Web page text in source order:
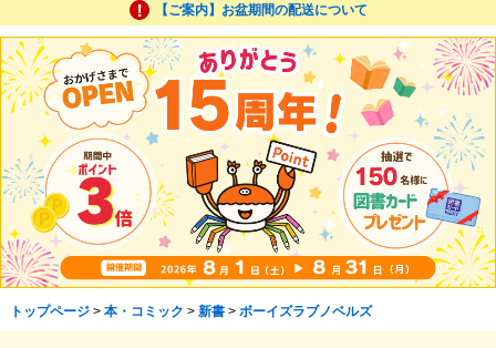
【ご案内】お盆期間の配送について
トップページ> 本・コミック > 新書> ボーイズラブノベルズ